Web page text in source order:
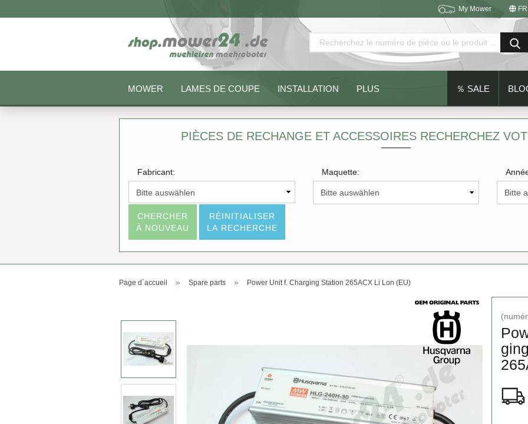
My Mower FR
Mot de passe oublié?
MOWER LAMES DE COUPE INSTALLATION ％ SALE
PLUS
PIÈCES DE RECHANGE ET ACCESSOIRES RECHERCHEZ
Fabricant: Maquette:
CHERCHER
À NOUVEAU
RÉINITIALISER
LA RECHERCHE
Page d`accueil » Spare parts » Power Unit f. Charging Station 265ACX Li Lon (EU)